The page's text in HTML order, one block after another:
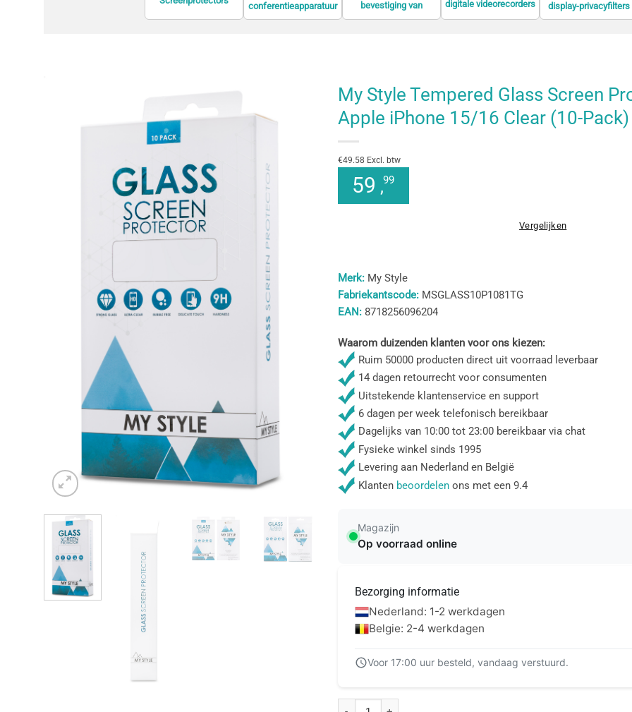
conferentieapparatuur
bevestiging van
digitale videorecorders
display-privacyfilters
My Style Tempered Glass Screen
Apple iPhone 15/16 Clear (10-Pack)
€49.58 Excl. btw
59 ,99
Vergelijken
Merk:My Style
Fabriekantscode:MSGLASS10P1081TG
EAN:8718256096204
Waarom duizenden klanten voor ons kiezen:
Ruim 50000 producten direct uit voorraad leverbaar
14 dagen retourrecht voor consumenten
Uitstekende klantenservice en support
6 dagen per week telefonisch bereikbaar
Dagelijks van 10:00 tot 23:00 bereikbaar via chat
Fysieke winkel sinds 1995
Levering aan Nederland en België
Klanten beoordelenons met een 9.4
Magazijn
Op voorraad online
Bezorging informatie
Nederland: 1-2 werkdagen
Belgie: 2-4 werkdagen
Voor 17:00 uur besteld, vandaag verstuurd.
My Style Tempered Glass Screen Protector for Apple iPhone 15/16